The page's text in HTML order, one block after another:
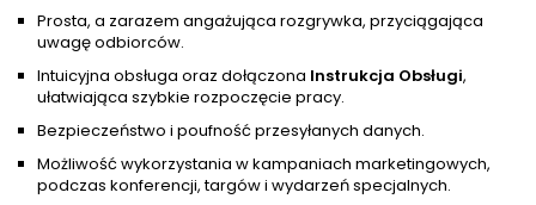
Prosta, a zarazem angażująca rozgrywka, przyciągająca
uwagę odbiorców.
Intuicyjna obsługa oraz dołączona Instrukcja Obsługi,
ułatwiająca szybkie rozpoczęcie pracy.
Bezpieczeństwo i poufność przesyłanych danych.
Możliwość wykorzystania w kampaniach marketingowych,
podczas konferencji, targów i wydarzeń specjalnych.